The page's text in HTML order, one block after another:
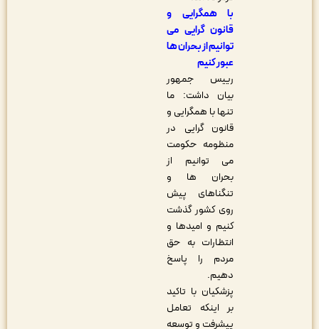
با همگرایی و
قانون گرایی می
توانیم از بحران ها
عبور کنیم
رییس جمهور
بیان داشت: ما
تنها با همگرایی و
قانون گرایی در
منظومه حکومت
می توانیم از
بحران ها و
تنگناهای پیش
روی کشور گذشت
کنیم و امیدها و
انتظارات به حق
مردم را پاسخ
پزشکیان با تاکید
بر اینکه تعامل
پیشرفت و توسعه